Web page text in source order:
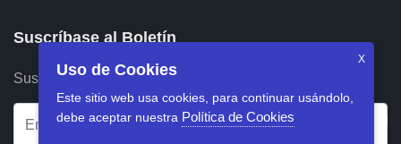
Suscríbase al Boletín
Suscríbase a nuestro boletín para recibir información.
X
Uso de Cookies
Este sitio web usa cookies, para continuar usándolo,
debe aceptar nuestra Política de Cookies